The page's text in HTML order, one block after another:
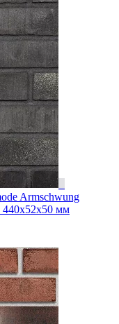
Armschwung
440x52x50 мм